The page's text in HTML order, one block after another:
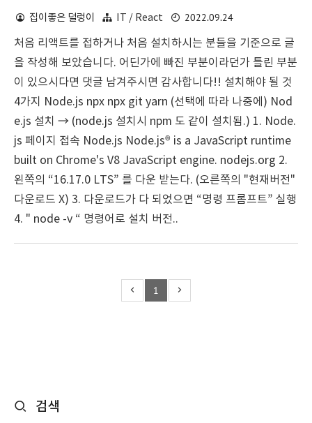
집이좋은 덜렁이 IT / React 2022.09.24
처음 리액트를 접하거나 처음 설치하시는 분들을 기준으로 글
을 작성해 보았습니다. 어딘가에 빠진 부분이라던가 틀린 부분
이 있으시다면 댓글 남겨주시면 감사합니다!! 설치해야 될 것
4가지 Node.js npx npx git yarn (선택에 따라 나중에) Nod
e.js 설치 → (node.js 설치시 npm 도 같이 설치됨.) 1. Node.
js 페이지 접속 Node.js Node.js® is a JavaScript runtime
built on Chrome's V8 JavaScript engine. nodejs.org 2.
왼쪽의 “16.17.0 LTS” 를 다운 받는다. (오른쪽의 "현재버전"
다운로드 X) 3. 다운로드가 다 되었으면 “명령 프롬프트” 실행
4. " node -v “ 명령어로 설치 버전..
1
검색